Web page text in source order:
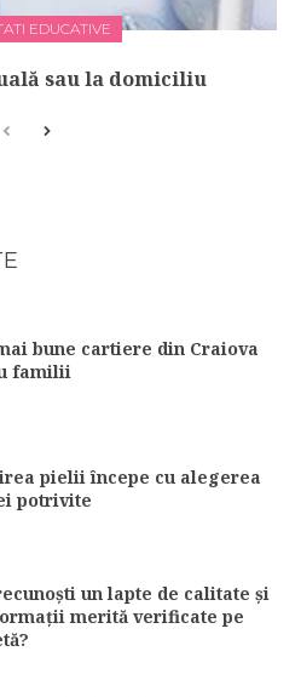
EDUCATIVE
sau la domiciliu
bune cartiere din Craiova
familii
pielii începe cu alegerea
potrivite
un lapte de calitate și
merită verificate pe